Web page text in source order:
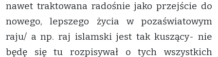
nawet traktowana radośnie jako przejście do
nowego, lepszego życia w pozaświatowym
raju/ a np. raj islamski jest tak kuszący- nie
będę się tu rozpisywał o tych wszystkich